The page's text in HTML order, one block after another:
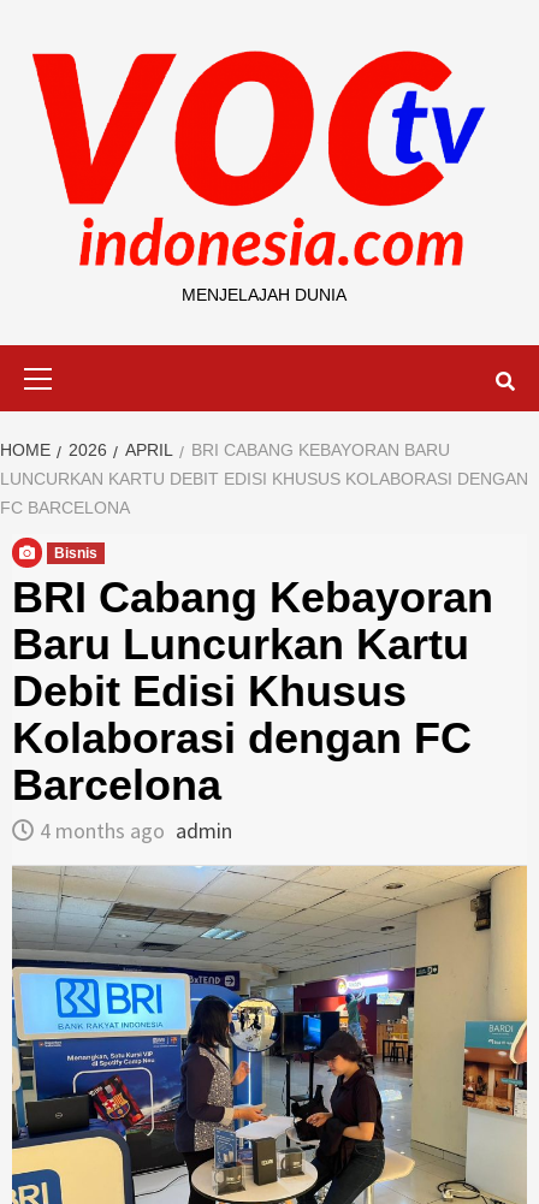
content
MENJELAJAH DUNIA
HOME 2026 APRIL
BRI CABANG KEBAYORAN BARU
LUNCURKAN KARTU DEBIT EDISI KHUSUS KOLABORASI DENGAN
FC BARCELONA
Bisnis
BRI Cabang Kebayoran
Baru Luncurkan Kartu
Debit Edisi Khusus
Kolaborasi dengan FC
Barcelona
4 months ago admin